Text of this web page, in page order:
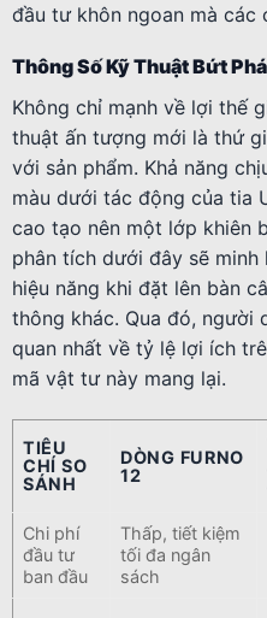
đầu tư khôn ngoan mà các
Thông Số Kỹ Thuật Bứt
Không chỉ mạnh về lợi thế
thuật ấn tượng mới là thứ
với sản phẩm. Khả năng
màu dưới tác động của tia
cao tạo nên một lớp khiên
phân tích dưới đây sẽ
hiệu năng khi đặt lên bàn
thông khác. Qua đó, người
quan nhất về tỷ lệ lợi ích
mã vật tư này mang lại.
TIÊU
CHÍ SO
SÁNH
DÒNG FURNO
12
Chi phí
đầu tư
ban đầu
Thấp, tiết kiệm
tối đa ngân
sách